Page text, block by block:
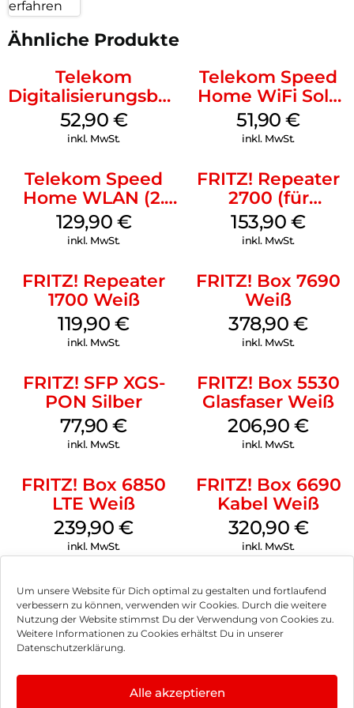
Um unsere Website für Dich optimal zu gestalten und fortlaufend
verbessern zu können, verwenden wir Cookies. Durch die weitere
Nutzung der Website stimmst Du der Verwendung von Cookies zu.
Weitere Informationen zu Cookies erhältst Du in unserer
Datenschutzerklärung.
Alle akzeptieren
FRITZ! steht für das Besondere: Der FRITZ!Repeater 2400
kommt mit einer 5-Jahres-Garantie und langer
Produktpflege.
Und wenn du mal eine Frage hast? Der freundliche Support
hilft dir weiter.
erfahren
Ähnliche Produkte
Telekom
Digitalisierungsbox
Glasfasermodem
Grau
52,90 €
inkl. MwSt.
Telekom Speed
Home WiFi Solo
refurbished Weiß
51,90€
inkl. MwSt.
Telekom Speed
Home WLAN (2.
Gen) Schwarz
129,90 €
inkl. MwSt.
FRITZ! Repeater
2700 (für
Tarifvermarktung)
Weiß
153,90€
inkl. MwSt.
FRITZ! Repeater
1700 Weiß
119,90€
inkl. MwSt.
FRITZ! Box 7690
Weiß
378,90€
inkl. MwSt.
FRITZ! SFP XGS-
PON Silber
77,90€
inkl. MwSt.
FRITZ! Box 5530
Glasfaser Weiß
206,90€
inkl. MwSt.
FRITZ! Box 6850
LTE Weiß
239,90€
inkl. MwSt.
FRITZ! Box 6690
Kabel Weiß
320,90 €
inkl. MwSt.
Impressum